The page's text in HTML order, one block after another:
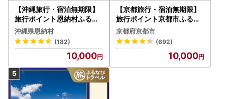
【沖縄旅行・宿泊無期限】
旅行ポイント恩納村ふるな
びトラベルポイント
沖縄県恩納村
(182)
10,000
【京都旅行・宿泊無期限】
旅行ポイント京都市ふるな
びトラベルポイント
京都府京都市
(692)
10,000